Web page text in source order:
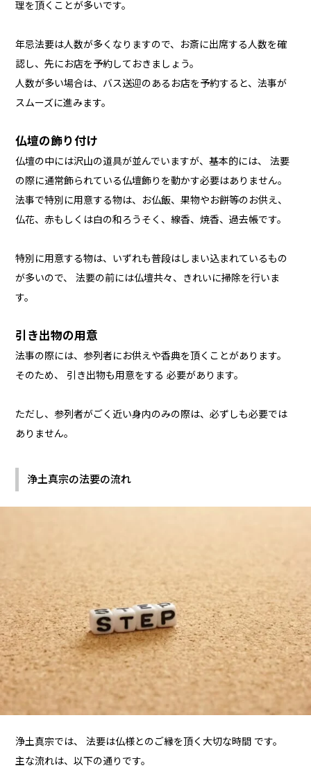
理を頂くことが多いです。
年忌法要は人数が多くなりますので、お斎に出席する人数を確
認し、先にお店を予約しておきましょう。
人数が多い場合は、バス送迎のあるお店を予約すると、法事が
スムーズに進みます。
仏壇の飾り付け
仏壇の中には沢山の道具が並んでいますが、基本的には、 法要
の際に通常飾られている仏壇飾りを動かす必要はありません。
法事で特別に用意する物は、お仏飯、果物やお餅等のお供え、
仏花、赤もしくは白の和ろうそく、線香、焼香、過去帳です。
特別に用意する物は、いずれも普段はしまい込まれているもの
が多いので、 法要の前には仏壇共々、きれいに掃除を行いま
す。
引き出物の用意
法事の際には、参列者にお供えや香典を頂くことがあります。
そのため、 引き出物も用意をする 必要があります。
ただし、参列者がごく近い身内のみの際は、必ずしも必要では
ありません。
浄土真宗の法要の流れ
浄土真宗では、 法要は仏様とのご縁を頂く大切な時間 です。
主な流れは、以下の通りです。